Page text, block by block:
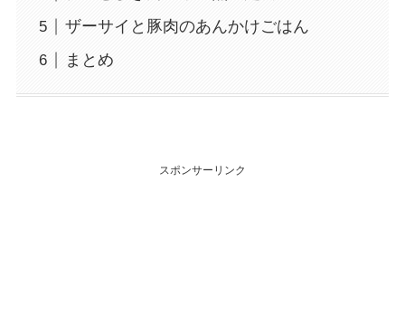
ザーサイと豚肉のあんかけごはん
まとめ
スポンサーリンク